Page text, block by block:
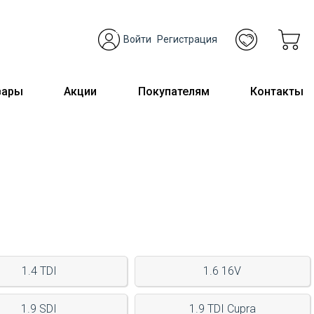
Войти Регистрация
Акции Покупателям Контакты
1.4 TDI 1.6 16V
1.9 SDI 1.9 TDI Cupra